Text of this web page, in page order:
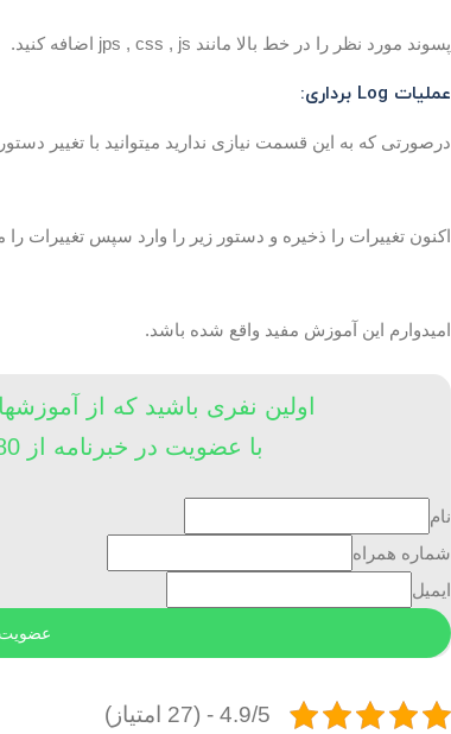
پسوند مورد نظر را در خط بالا مانند jps , css , js اضافه کنید.
عملیات Log برداری:
درصورتی که به این قسمت نیازی ندارید میتوانید با تغییر
اکنون تغییرات را ذخیره و دستور زیر را وارد سپس تغییرات را
امیدوارم این آموزش مفید واقع شده باشد.
اولین نفری باشید که از
با عضویت در خبرنامه از 80 درصد تخفیف بهره مند شوید
نام
شماره همراه
ایمیل
4.9/5 - (27 امتیاز)